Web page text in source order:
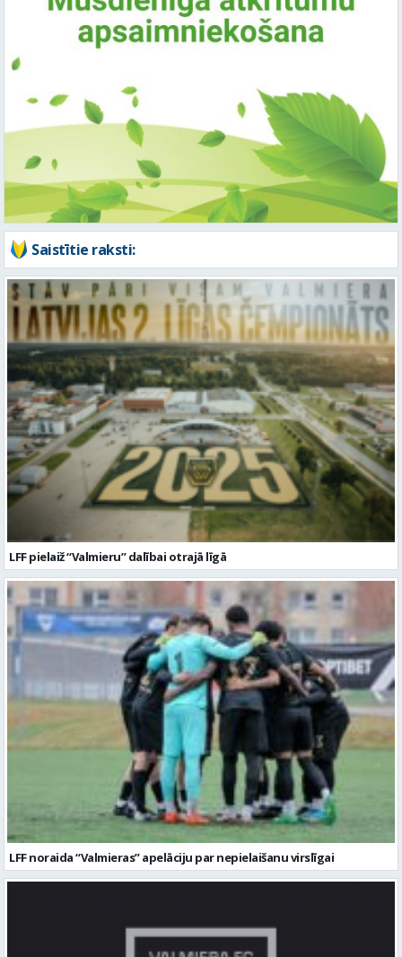
Saistītie raksti:
LFF pielaiž “Valmieru” dalībai otrajā līgā
LFF noraida “Valmieras” apelāciju par nepielaišanu virslīgai